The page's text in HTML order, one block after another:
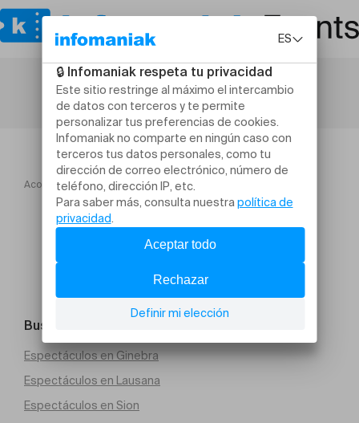
Acogida CLUB NUMERIC
Buscar un evento
Espectáculos en Ginebra
Espectáculos en Lausana
Espectáculos en Sion